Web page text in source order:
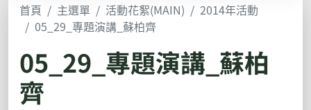
首頁 主選單 活動花絮(MAIN)
2014年活動
05_29_專題演講_蘇柏齊
05_29_專題演講_蘇柏
齊